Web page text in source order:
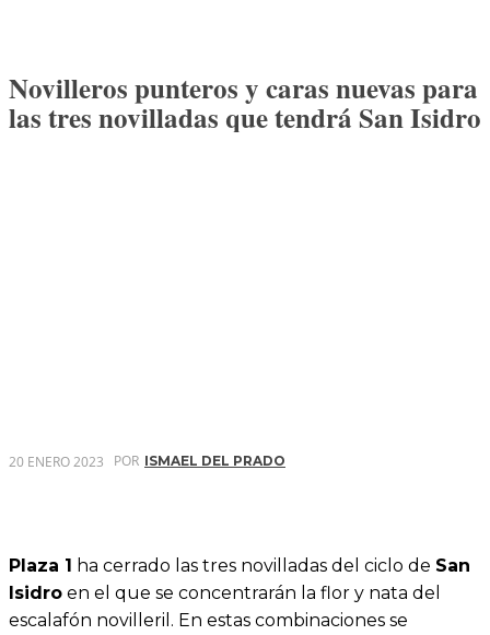
Novilleros punteros y caras nuevas para
las tres novilladas que tendrá San Isidro
20 ENERO 2023 POR ISMAEL DEL PRADO
Plaza 1 ha cerrado las tres novilladas del ciclo de San
Isidro en el que se concentrarán la flor y nata del
escalafón novilleril. En estas combinaciones se